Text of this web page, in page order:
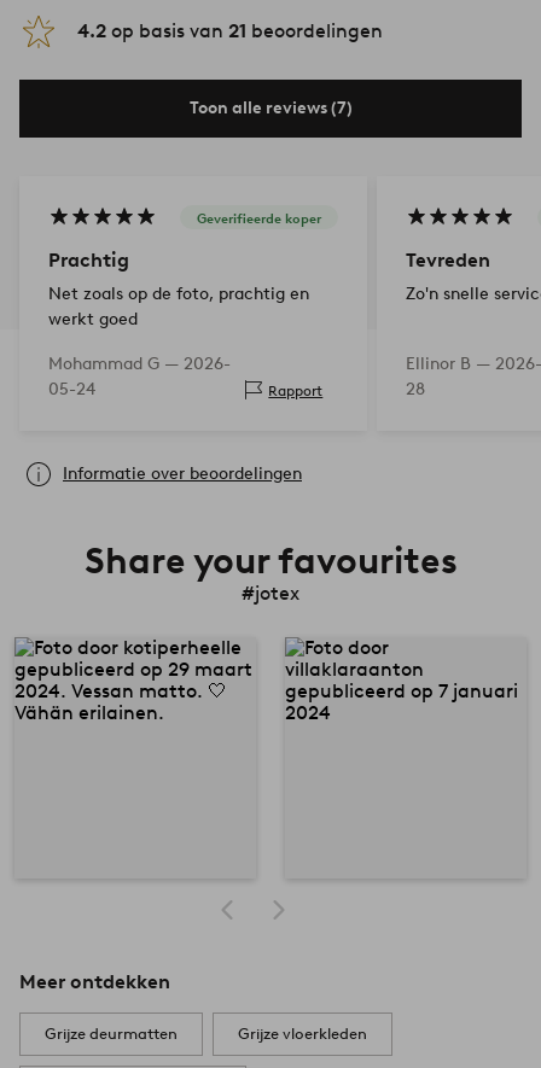
4.2 op basis van 21 beoordelingen
Toon alle reviews (7)
Geverifieerde koper
Prachtig
Net zoals op de foto, prachtig en
werkt goed
Mohammad G — 2026-
05-24
Rapport
Tevreden
Zo'n snelle
Ellinor B —
28
Informatie over beoordelingen
Share your favourites
#jotex
Meer ontdekken
Grijze deurmatten Grijze vloerkleden